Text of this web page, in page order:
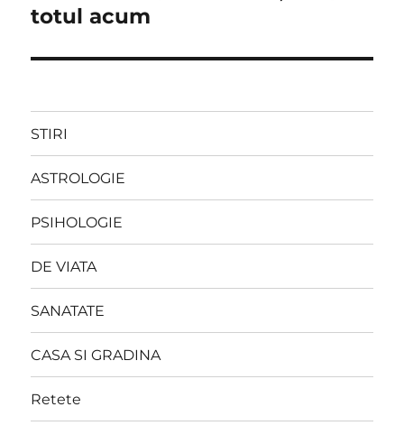
totul acum
STIRI
ASTROLOGIE
PSIHOLOGIE
DE VIATA
SANATATE
CASA SI GRADINA
Retete